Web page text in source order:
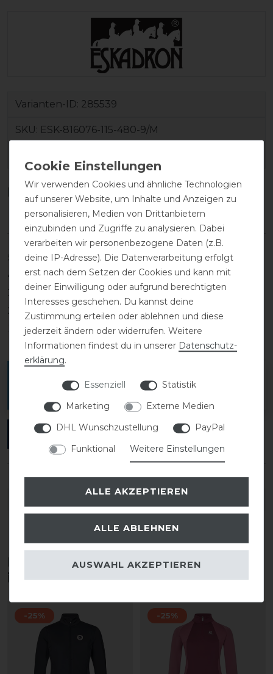
Varianten-ID: 285539
SKU: ESK-816076-115-480-9/M
Kundenrezensionen
5
0
4
0
3
0
2
0
1
0
verfassen.
ANMELDEN
Diese Produkte könnten dich auch
interessieren
-25% -25%
Wir verwenden Cookies und ähnliche Technologien
auf unserer Website, um Inhalte und Anzeigen zu
personalisieren, Medien von Drittanbietern
einzubinden und Zugriffe zu analysieren. Dabei
verarbeiten wir personenbezogene Daten (z.B.
deine IP-Adresse). Die Datenverarbeitung erfolgt
erst nach dem Setzen der Cookies und kann mit
deiner Einwilligung oder aufgrund berechtigten
Interesses geschehen. Du kannst deine
Zustimmung erteilen oder ablehnen und diese
jederzeit ändern oder widerrufen. Weitere
Informationen findest du in unserer Daten­schutz­
erklärung.
Essenziell
Statistik
Marketing
Externe Medien
DHL Wunschzustellung
PayPal
Funktional
Weitere Einstellungen
ALLE AKZEPTIEREN
ALLE ABLEHNEN
AUSWAHL AKZEPTIEREN